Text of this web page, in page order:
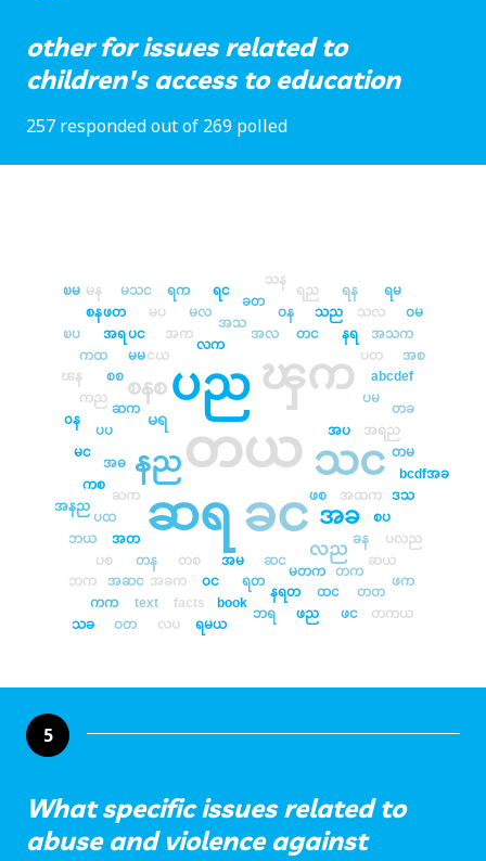
other for issues related to
children's access to education
257 responded out of 269 polled
တယ
ခင
ဆရ
ပညၾက
သင
နည
အခ
စနစ
လည
မရ အပ
ငယ
ဆင
ဖစ
အမ
တစ
တန
မမ
လက
အထက
တက
မတက
အတ
ႀက
ခန
ဆက
ပင အက အလ တင နရ
ပတ
ပမ
ရတ
ဝင
အခက
အဆင
အဓ
အရ
အရည
အသ
စစ
စပ
ဆယ
တတ
ထင
နရတ
ပစ
ပထ
ပပ
ဖတ မပ မလ ဝန သည သလ
အသက
abcdef
book
facts
text
ကက
ကစ
ကည
ကထ
ခတ
စန
တကယ
တခ
တမ
ဒသ
ပလည
ဖက
ဖင
ဖည
ဘက
ဘယ
ဘရ
မင
မန မသင ရက ရင ရည ရန ရမ
ရမယ
လပ
ဝတ
ဝမ
သခ
သန
အစ
အနည
၀န
ၽန
ၿပ
ၿမ
bcdfအခ
5
What specific issues related to
abuse and violence against